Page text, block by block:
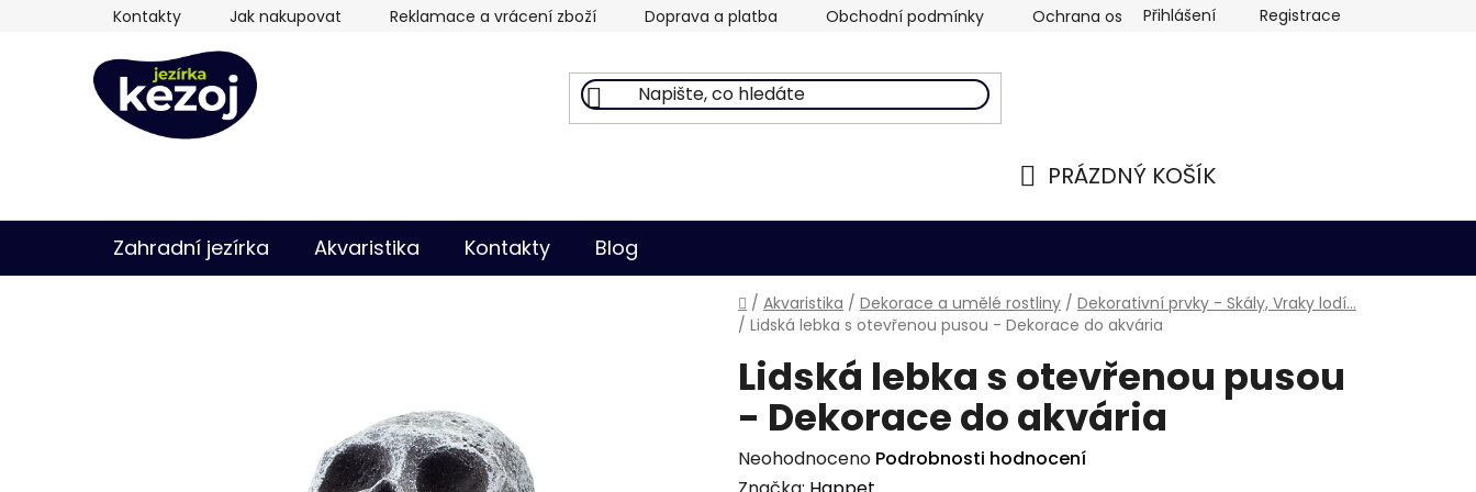
Kontakty Jak nakupovat Reklamace a vrácení zboží Doprava a platba Obchodní podmínky Ochrana osobních údajů
Přihlášení Registrace
PRÁZDNÝ KOŠÍK
Zahradní jezírka Akvaristika Kontakty Blog
Domů
/ Akvaristika / Dekorace a umělé rostliny / Dekorativní prvky - Skály, Vraky lodí...
/ Lidská lebka s otevřenou pusou - Dekorace do akvária
Lidská lebka s otevřenou pusou
- Dekorace do akvária
Průměrné
Neohodnoceno Podrobnosti hodnocení